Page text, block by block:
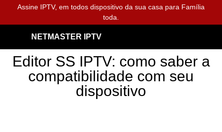
Assine IPTV, em todos dispositivo da sua casa para Família
toda.
NETMASTER IPTV
Editor SS IPTV: como saber a
compatibilidade com seu
dispositivo